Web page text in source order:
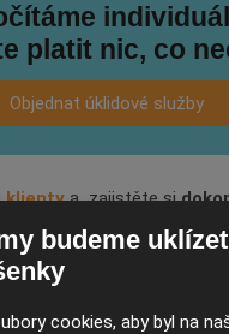
platit nic, co
Objednat úklidové služby
klienty a zajistěte si
Máme léty ověřený
kvalitu úklidu.
se sami!
budeme
cookies, aby byl na